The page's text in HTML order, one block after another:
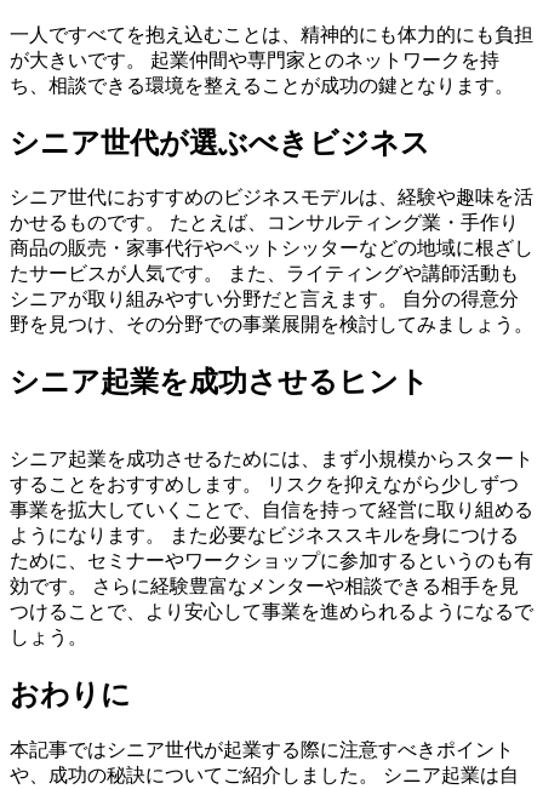
一人ですべてを抱え込むことは、精神的にも体力的にも負担
が大きいです。 起業仲間や専門家とのネットワークを持
ち、相談できる環境を整えることが成功の鍵となります。
シニア世代が選ぶべきビジネス
シニア世代におすすめのビジネスモデルは、経験や趣味を活
かせるものです。
たとえば、コンサルティング業・手作り
商品の販売・家事代行やペットシッターなどの地域に根ざし
たサービスが人気です。
また、ライティングや講師活動も
シニアが取り組みやすい分野だと言えます。 自分の得意分
野を見つけ、その分野での事業展開を検討してみましょう。
シニア起業を成功させるヒント
シニア起業を成功させるためには、まず小規模からスタート
することをおすすめします。
リスクを抑えながら少しずつ
事業を拡大していくことで、自信を持って経営に取り組める
ようになります。
また必要なビジネススキルを身につける
ために、セミナーやワークショップに参加するというのも有
効です。
さらに経験豊富なメンターや相談できる相手を見
つけることで、より安心して事業を進められるようになるで
しょう。
おわりに
本記事ではシニア世代が起業する際に注意すべきポイント
や、成功の秘訣についてご紹介しました。 シニア起業は自